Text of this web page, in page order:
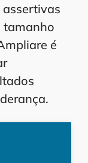
tamanho
é